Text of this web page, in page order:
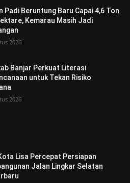
Padi Beruntung Baru Capai 4,6 Ton
Kemarau Masih Jadi
2026
Banjar Perkuat Literasi
untuk Tekan Risiko
2026
Lisa Percepat Persiapan
Jalan Lingkar Selatan